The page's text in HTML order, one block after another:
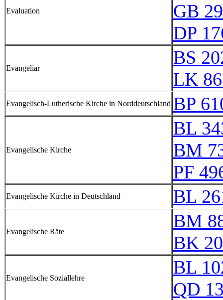
Evaluation
GB
DP
Evangeliar
BS
LK
Evangelisch-Lutherische Kirche in Norddeutschland BP
Evangelische Kirche
BL
BM
PF
Evangelische Kirche in Deutschland BL
Evangelische Räte
BM
BK
Evangelische Soziallehre
BL
QD